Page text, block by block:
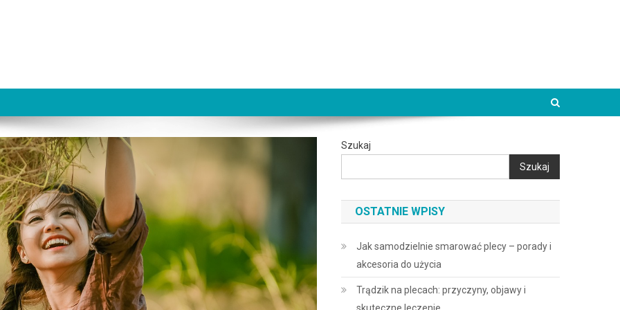
Szukaj
Szukaj
OSTATNIE WPISY
Jak samodzielnie smarować plecy – porady i
akcesoria do użycia
Trądzik na plecach: przyczyny, objawy i